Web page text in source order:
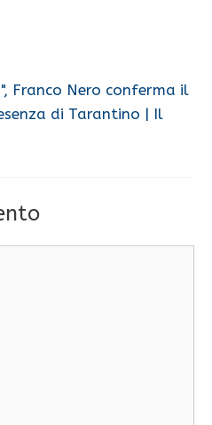
Franco Nero conferma il
di Tarantino | Il